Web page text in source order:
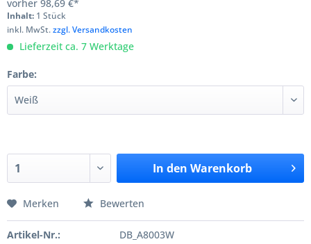
vorher 98,69 €*
Inhalt: 1 Stück
inkl. MwSt.zzgl. Versandkosten
Lieferzeit ca. 7 Werktage
Farbe:
In den Warenkorb
Merken Bewerten
Artikel-Nr.: DB_A8003W